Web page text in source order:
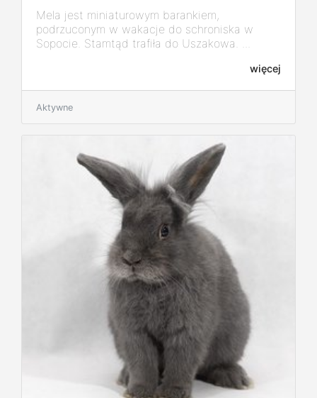
Mela jest miniaturowym barankiem,
podrzuconym w wakacje do schroniska w
Sopocie. Stamtąd trafiła do Uszakowa. ...
więcej
Aktywne